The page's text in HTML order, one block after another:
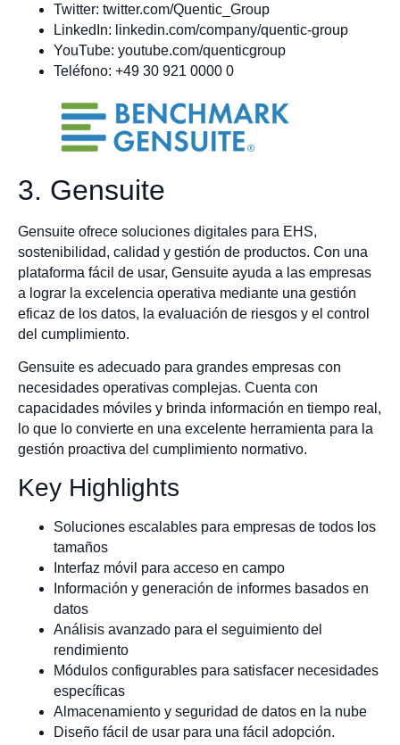
Twitter: twitter.com/Quentic_Group
LinkedIn: linkedin.com/company/quentic-group
YouTube: youtube.com/quenticgroup
Teléfono: +49 30 921 0000 0
3. Gensuite
Gensuite ofrece soluciones digitales para EHS,
sostenibilidad, calidad y gestión de productos. Con una
plataforma fácil de usar, Gensuite ayuda a las empresas
a lograr la excelencia operativa mediante una gestión
eficaz de los datos, la evaluación de riesgos y el control
del cumplimiento.
Gensuite es adecuado para grandes empresas con
necesidades operativas complejas. Cuenta con
capacidades móviles y brinda información en tiempo real,
lo que lo convierte en una excelente herramienta para la
gestión proactiva del cumplimiento normativo.
Key Highlights
Soluciones escalables para empresas de todos los
tamaños
Interfaz móvil para acceso en campo
Información y generación de informes basados en
datos
Análisis avanzado para el seguimiento del
rendimiento
Módulos configurables para satisfacer necesidades
específicas
Almacenamiento y seguridad de datos en la nube
Diseño fácil de usar para una fácil adopción.